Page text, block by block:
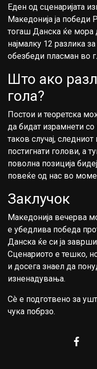
Еден од сценаријата
Македонија ја победи
тогаш Данска ќе мора
најмалку 12 разлика
обезбеди пласман во
Што ако
гола?
Постои и теоретска
да бидат израмнети
таков случај,
постигнати голови, а
поволна позиција
повеќе од нас во
Заклучок
Македонија вечерва
е убедлива победа
Данска ќе си ја
Сценариото е тешко,
и досега знаел да
изненадувања.
Сè е подготвено за
чука побрзо.